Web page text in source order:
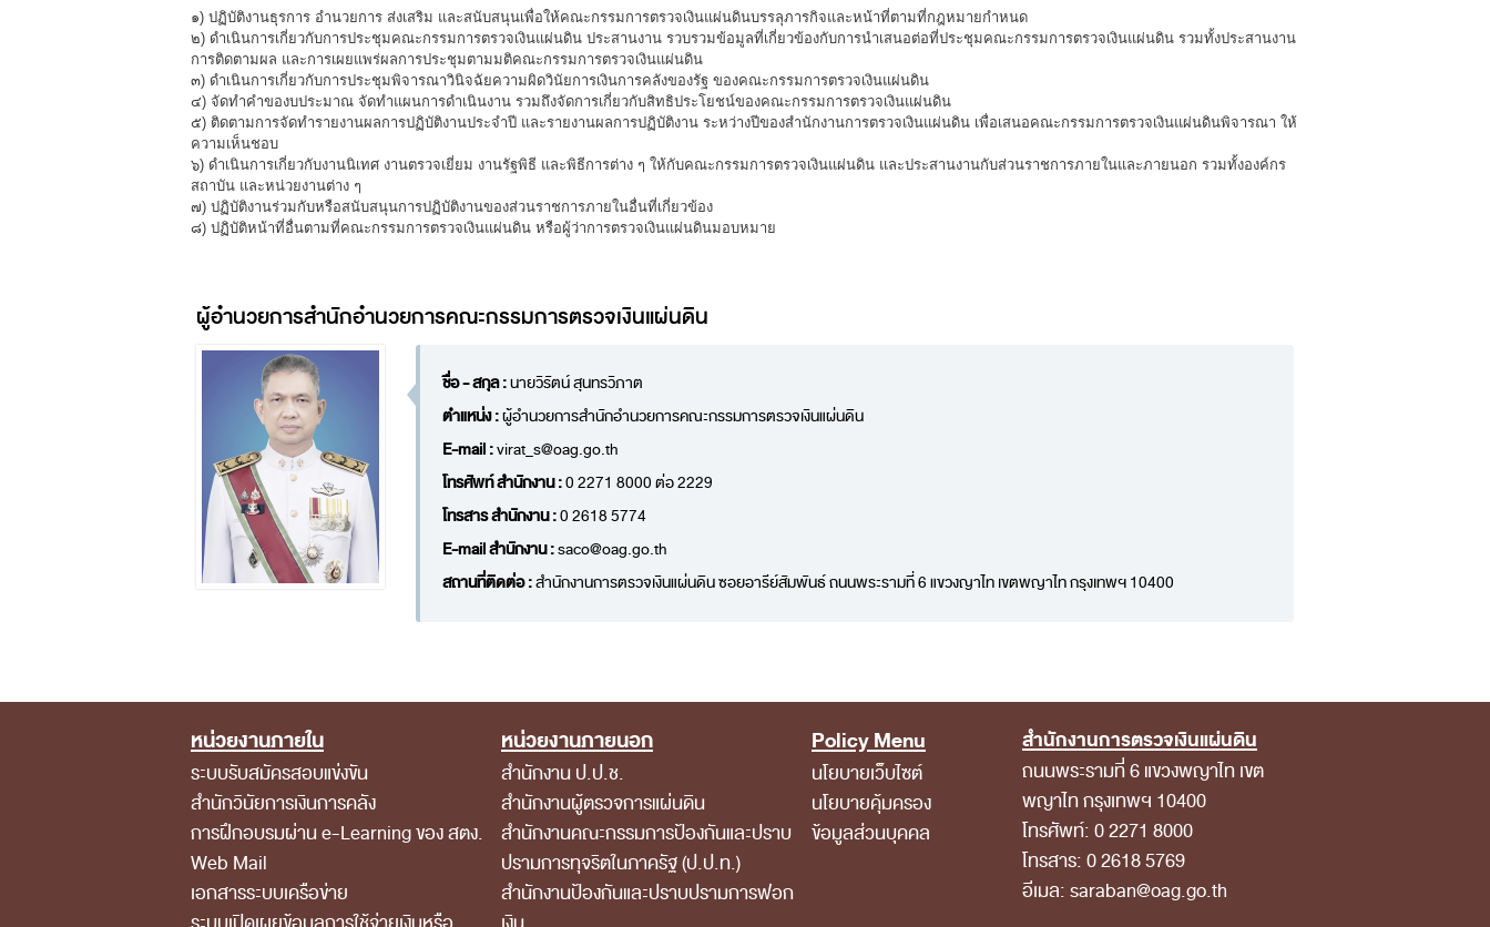
๑) ปฏิบัติงานธุรการ อำนวยการ ส่งเสริม และสนับสนุนเพื่อให้คณะกรรมการตรวจเงินแผ่นดินบรรลุภารกิจและหน้าที่ตามที่กฎหมายกำหนด
๒) ดำเนินการเกี่ยวกับการประชุมคณะกรรมการตรวจเงินแผ่นดิน ประสานงาน รวบรวมข้อมูลที่เกี่ยวข้องกับการนำเสนอต่อที่ประชุมคณะกรรมการตรวจเงินแผ่นดิน รวมทั้งประสานงาน
การติดตามผล และการเผยแพร่ผลการประชุมตามมติคณะกรรมการตรวจเงินแผ่นดิน
๓) ดำเนินการเกี่ยวกับการประชุมพิจารณาวินิจฉัยความผิดวินัยการเงินการคลังของรัฐ ของคณะกรรมการตรวจเงินแผ่นดิน
๔) จัดทำคำของบประมาณ จัดทำแผนการดำเนินงาน รวมถึงจัดการเกี่ยวกับสิทธิประโยชน์ของคณะกรรมการตรวจเงินแผ่นดิน
๕) ติดตามการจัดทำรายงานผลการปฏิบัติงานประจำปี และรายงานผลการปฏิบัติงาน ระหว่างปีของสำนักงานการตรวจเงินแผ่นดิน เพื่อเสนอคณะกรรมการตรวจเงินแผ่นดินพิจารณา ให้
ความเห็นชอบ
๖) ดำเนินการเกี่ยวกับงานนิเทศ งานตรวจเยี่ยม งานรัฐพิธี และพิธีการต่าง ๆ ให้กับคณะกรรมการตรวจเงินแผ่นดิน และประสานงานกับส่วนราชการภายในและภายนอก รวมทั้งองค์กร
สถาบัน และหน่วยงานต่าง ๆ
๗) ปฏิบัติงานร่วมกับหรือสนับสนุนการปฏิบัติงานของส่วนราชการภายในอื่นที่เกี่ยวข้อง
๘) ปฏิบัติหน้าที่อื่นตามที่คณะกรรมการตรวจเงินแผ่นดิน หรือผู้ว่าการตรวจเงินแผ่นดินมอบหมาย
ผู้อำนวยการสำนักอำนวยการคณะกรรมการตรวจเงินแผ่นดิน
ชื่อ - สกุล :นายวิรัตน์ สุนทรวิภาต
ตำแหน่ง :ผู้อำนวยการสำนักอำนวยการคณะกรรมการตรวจเงินแผ่นดิน
E-mail :virat_s@oag.go.th
โทรศัพท์ สำนักงาน :0 2271 8000 ต่อ 2229
โทรสาร สำนักงาน :0 2618 5774
E-mail สำนักงาน :saco@oag.go.th
สถานที่ติดต่อ :สำนักงานการตรวจเงินแผ่นดิน ซอยอารีย์สัมพันธ์ ถนนพระรามที่ 6 แขวงญาไท เขตพญาไท กรุงเทพฯ 10400
Footer Menu
หน่วยงานภายใน
ระบบรับสมัครสอบแข่งขัน
สำนักวินัยการเงินการคลัง
การฝึกอบรมผ่าน e-Learning ของ สตง.
Web Mail
เอกสารระบบเครือข่าย
หน่วยงานภายนอก
สำนักงาน ป.ป.ช.
สำนักงานผู้ตรวจการแผ่นดิน
สำนักงานคณะกรรมการป้องกันและปราบ
ปรามการทุจริตในภาครัฐ (ป.ป.ท.)
สำนักงานป้องกันและปราบปรามการฟอก
Policy Menu
นโยบายเว็บไซต์
นโยบายคุ้มครอง
ข้อมูลส่วนบุคคล
สำนักงานการตรวจเงินแผ่นดิน
ถนนพระรามที่ 6 แขวงพญาไท เขต
พญาไท กรุงเทพฯ 10400
โทรศัพท์: 0 2271 8000
โทรสาร: 0 2618 5769
อีเมล: saraban@oag.go.th